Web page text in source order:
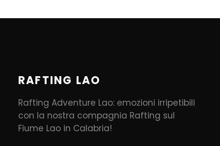
RAFTING LAO
Rafting Adventure Lao: emozioni irripetibili
con la nostra compagnia Rafting sul
Fiume Lao in Calabria!